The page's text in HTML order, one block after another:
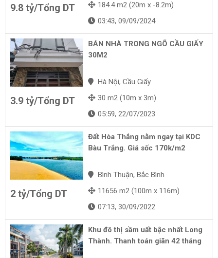
9.8 tỷ/Tổng DT
184.4 m2 (20m x -8.2m)
03:43, 09/09/2024
3.9 tỷ/Tổng DT
BÁN NHÀ TRONG NGÕ CẦU GIẤY
30M2
Hà Nội, Cầu Giấy
30 m2 (10m x 3m)
05:59, 22/07/2023
2 tỷ/Tổng DT
Đất Hòa Thắng nằm ngay tại KDC
Bàu Trắng. Giá sốc 170k/m2
Bình Thuận, Bắc Bình
11656 m2 (100m x 116m)
07:13, 30/09/2022
Khu đô thị sầm uất bậc nhất Long
Thành. Thanh toán giãn 42 tháng